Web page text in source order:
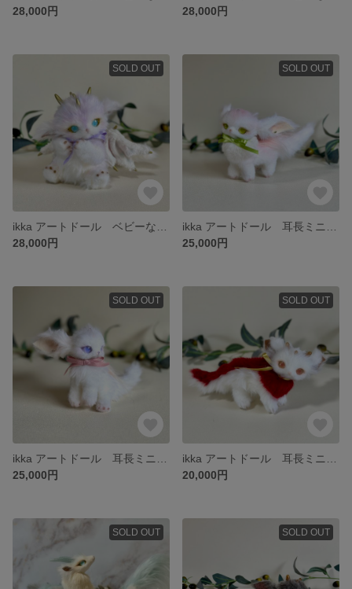
28,000円
28,000円
SOLD OUT
28,000円
SOLD OUT
25,000円
SOLD OUT
25,000円
SOLD OUT
20,000円
SOLD OUT SOLD OUT